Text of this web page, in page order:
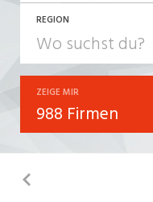
REGION
ZEIGE MIR
988 Firmen